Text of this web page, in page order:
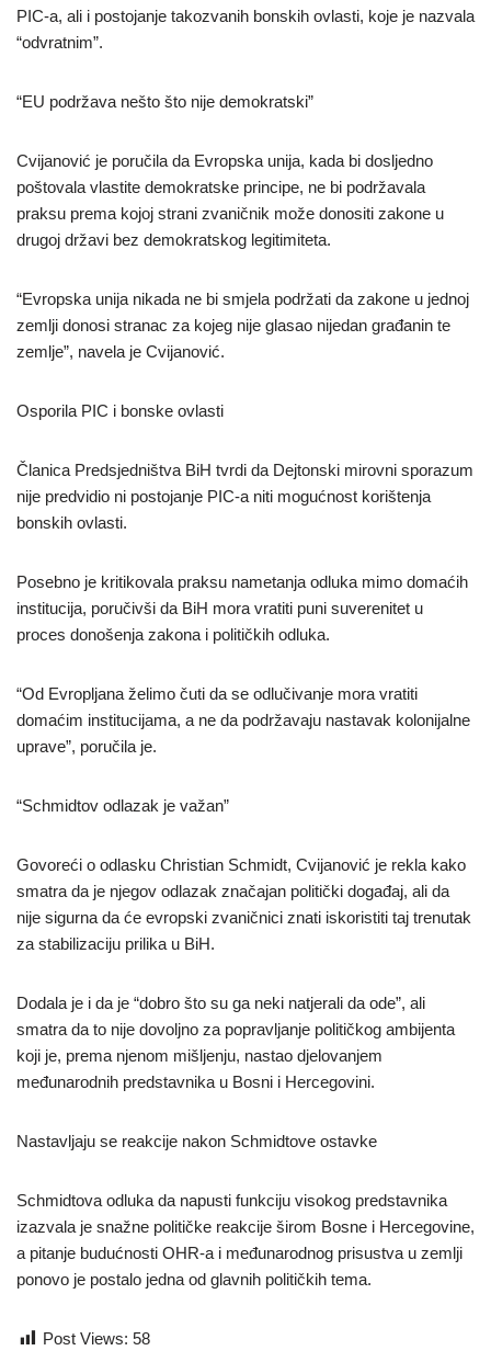
PIC-a, ali i postojanje takozvanih bonskih ovlasti, koje je nazvala
“odvratnim”.
“EU podržava nešto što nije demokratski”
Cvijanović je poručila da Evropska unija, kada bi dosljedno
poštovala vlastite demokratske principe, ne bi podržavala
praksu prema kojoj strani zvaničnik može donositi zakone u
drugoj državi bez demokratskog legitimiteta.
“Evropska unija nikada ne bi smjela podržati da zakone u jednoj
zemlji donosi stranac za kojeg nije glasao nijedan građanin te
zemlje”, navela je Cvijanović.
Osporila PIC i bonske ovlasti
Članica Predsjedništva BiH tvrdi da Dejtonski mirovni sporazum
nije predvidio ni postojanje PIC-a niti mogućnost korištenja
bonskih ovlasti.
Posebno je kritikovala praksu nametanja odluka mimo domaćih
institucija, poručivši da BiH mora vratiti puni suverenitet u
proces donošenja zakona i političkih odluka.
“Od Evropljana želimo čuti da se odlučivanje mora vratiti
domaćim institucijama, a ne da podržavaju nastavak kolonijalne
uprave”, poručila je.
“Schmidtov odlazak je važan”
Govoreći o odlasku Christian Schmidt, Cvijanović je rekla kako
smatra da je njegov odlazak značajan politički događaj, ali da
nije sigurna da će evropski zvaničnici znati iskoristiti taj trenutak
za stabilizaciju prilika u BiH.
Dodala je i da je “dobro što su ga neki natjerali da ode”, ali
smatra da to nije dovoljno za popravljanje političkog ambijenta
koji je, prema njenom mišljenju, nastao djelovanjem
međunarodnih predstavnika u Bosni i Hercegovini.
Nastavljaju se reakcije nakon Schmidtove ostavke
Schmidtova odluka da napusti funkciju visokog predstavnika
izazvala je snažne političke reakcije širom Bosne i Hercegovine,
a pitanje budućnosti OHR-a i međunarodnog prisustva u zemlji
ponovo je postalo jedna od glavnih političkih tema.
Post Views: 58